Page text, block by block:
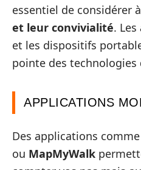
essentiel de considérer
et leur convivialité.
et les dispositifs
pointe des technologies
APPLICATIONS
Des applications comme
ou MapMyWalk